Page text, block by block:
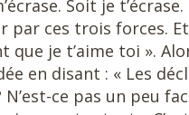
Soit je
ces trois forces.
je t’aime toi ».
en disant : « Les
ce pas un peu